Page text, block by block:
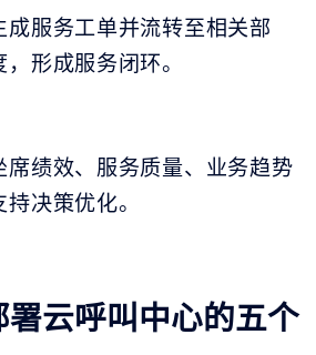
服务工单并流转至相关部
形成服务闭环。
席绩效、服务质量、业务趋势
决策优化。
云呼叫中心的五个